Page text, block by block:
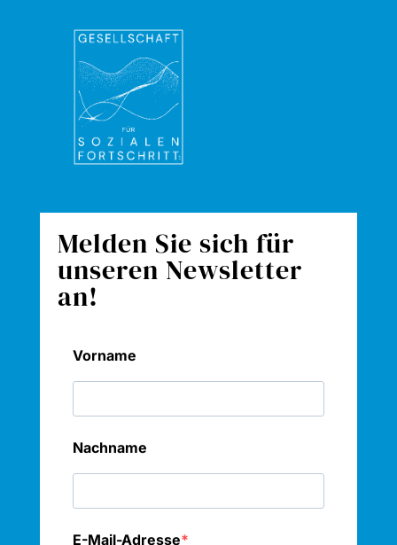
Melden Sie sich für
unseren Newsletter
an!
Vorname
Nachname
E-Mail-Adresse